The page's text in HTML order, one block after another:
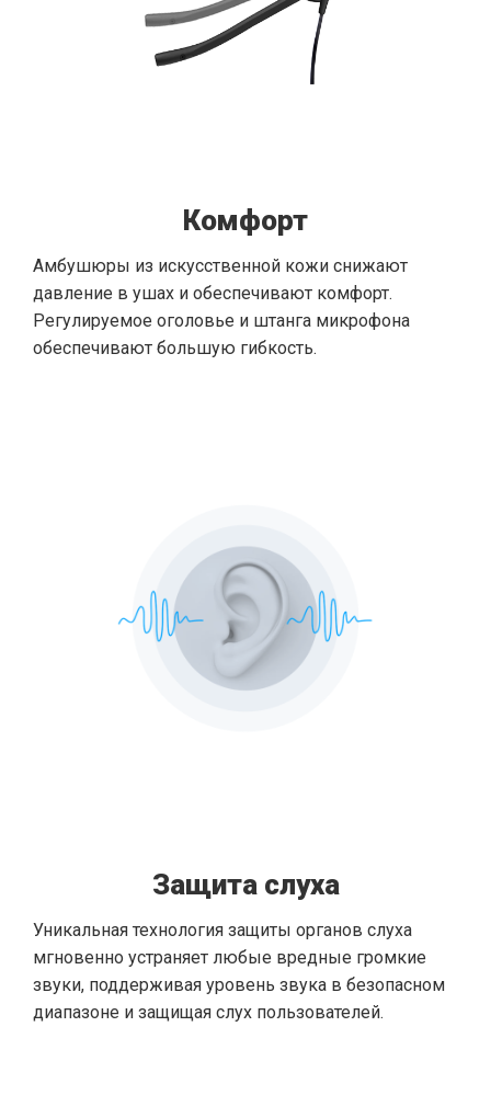
Комфорт
Амбушюры из искусственной кожи снижают
давление в ушах и обеспечивают комфорт.
Регулируемое оголовье и штанга микрофона
обеспечивают большую гибкость.
Защита слуха
Уникальная технология защиты органов слуха
мгновенно устраняет любые вредные громкие
звуки, поддерживая уровень звука в безопасном
диапазоне и защищая слух пользователей.